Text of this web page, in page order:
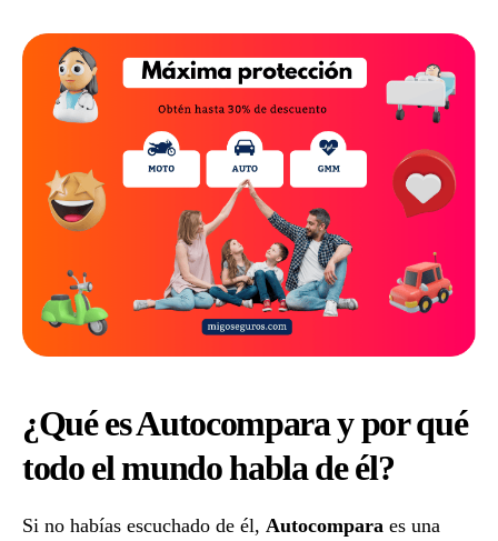
¿Qué es Autocompara y por qué
todo el mundo habla de él?
Si no habías escuchado de él, Autocompara es una